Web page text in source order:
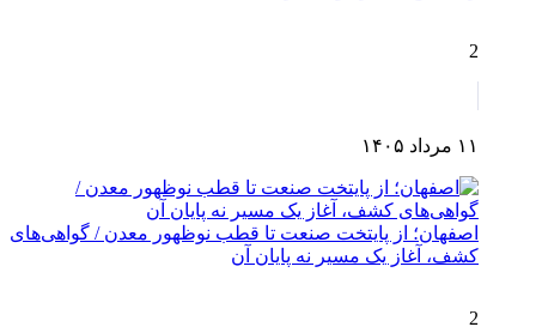
2
۱۱ مرداد ۱۴۰۵
اصفهان؛ از پایتخت صنعت تا قطب نوظهور معدن / گواهی‌های
کشف، آغاز یک مسیر نه پایان آن
2